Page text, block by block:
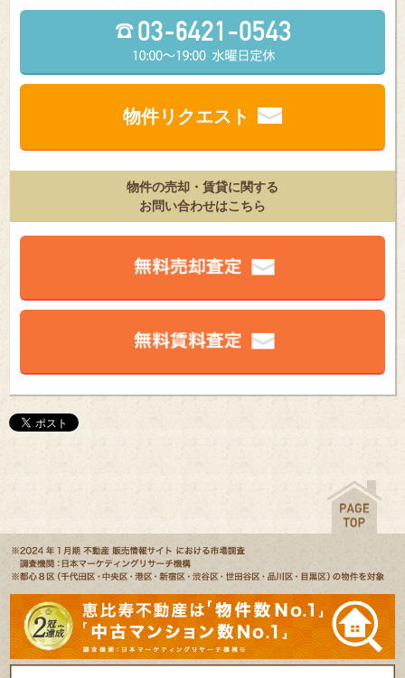
物件リクエスト
物件の売却・賃貸に関する
お問い合わせはこちら